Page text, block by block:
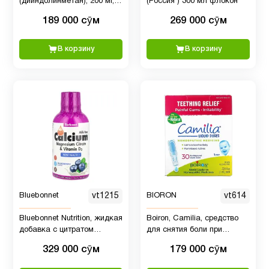
и
пищеварение
1
Продукты
Рыбий
14
Рыбий
20
Сахар
(диабет)
1
189 000 сӯм
В корзину
269 000 сӯм
В корзину
Bluebonnet vt1215
Bluebonnet Nutrition, жидкая
добавка с цитратом
витамином D3, вкус
329 000 сӯм
BIORON vt614
Boiron, Camilia, средство
для снятия боли при
младенцев от 1 месяца, 30
179 000 сӯм